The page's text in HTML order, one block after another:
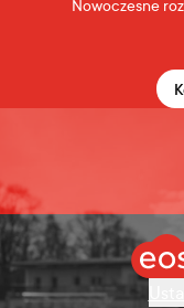
Nowoczesne